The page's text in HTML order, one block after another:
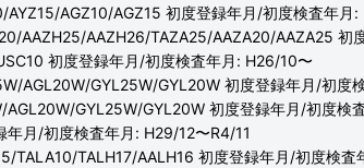
AYZ15/AGZ10/AGZ15 初度登録年月/初度検査年月
AAZH25/AAZH26/TAZA25/AAZA20/AAZA25 初
初度登録年月/初度検査年月: H26/10〜
AGL20W/GYL25W/GYL20W 初度登録年月/初度
AGL20W/GYL25W/GYL20W 初度登録年月/初度検
月/初度検査年月: H29/12〜R4/11
TALA10/TALH17/AALH16 初度登録年月/初度検査